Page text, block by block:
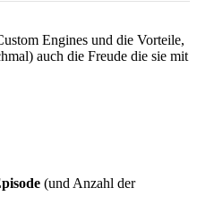
Engines und die Vorteile,
auch die Freude die sie mit
(und Anzahl der